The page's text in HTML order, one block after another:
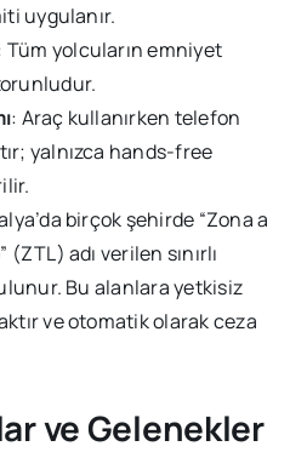
uygulanır.
Tüm yolcuların emniyet
: Araç kullanırken telefon
yalnızca hands-free
birçok şehirde “Zona a
adı verilen sınırlı
Bu alanlara yetkisiz
ve otomatik olarak ceza
ve Gelenekler